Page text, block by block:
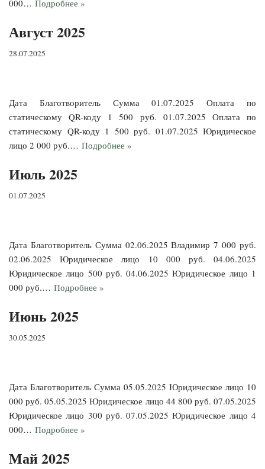
000… Подробнее »
Август 2025
28.07.2025
Дата Благотворитель Сумма 01.07.2025 Оплата по
статическому QR-коду 1 500 руб. 01.07.2025 Оплата по
статическому QR-коду 1 500 руб. 01.07.2025 Юридическое
лицо 2 000 руб.… Подробнее »
Июль 2025
01.07.2025
Дата Благотворитель Сумма 02.06.2025 Владимир 7 000 руб.
02.06.2025 Юридическое лицо 10 000 руб. 04.06.2025
Юридическое лицо 500 руб. 04.06.2025 Юридическое лицо 1
000 руб.… Подробнее »
Июнь 2025
30.05.2025
Дата Благотворитель Сумма 05.05.2025 Юридическое лицо 10
000 руб. 05.05.2025 Юридическое лицо 44 800 руб. 07.05.2025
Юридическое лицо 300 руб. 07.05.2025 Юридическое лицо 4
000… Подробнее »
Май 2025